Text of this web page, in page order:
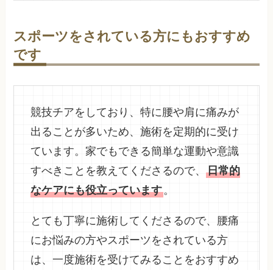
スポーツをされている方にもおすすめ
です
競技チアをしており、特に腰や肩に痛みが
出ることが多いため、施術を定期的に受け
ています。家でもできる簡単な運動や意識
すべきことを教えてくださるので、日常的
なケアにも役立っています。
とても丁寧に施術してくださるので、腰痛
にお悩みの方やスポーツをされている方
は、一度施術を受けてみることをおすすめ